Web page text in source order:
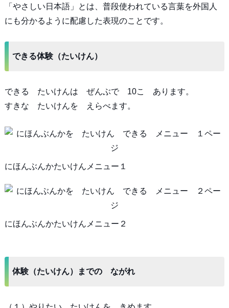
「やさしい日本語」とは、普段使われている言葉を外国人
にも分かるように配慮した表現のことです。
できる体験（たいけん）
できる たいけんは ぜんぶで 10こ あります。
すきな たいけんを えらべます。
にほんぶんかたいけんメニュー１
にほんぶんかたいけんメニュー２
体験（たいけん）までの ながれ